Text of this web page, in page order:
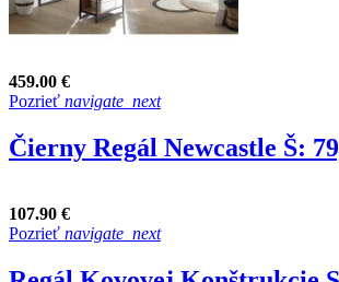
459.00 €
Pozrieť navigate_next
Čierny Regál Newcastle Š:
107.90 €
Pozrieť navigate_next